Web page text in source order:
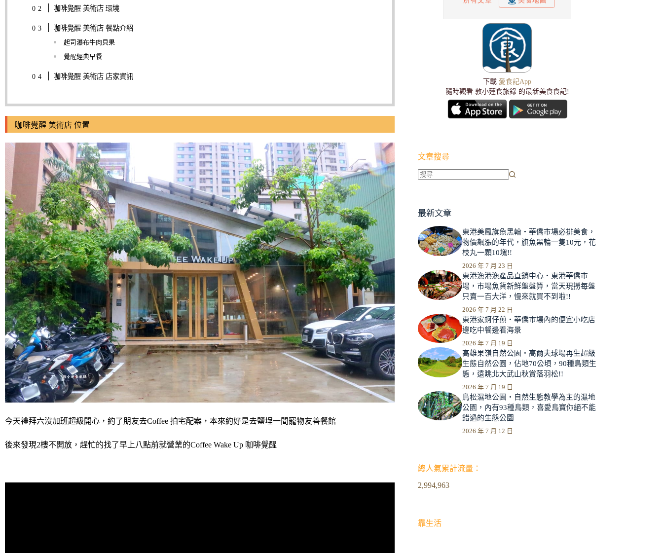
咖啡覺醒 美術店 環境
咖啡覺醒 美術店 餐點介紹
起司瀑布牛肉貝果
覺醒經典早餐
咖啡覺醒 美術店 店家資訊
咖啡覺醒 美術店 位置
今天禮拜六沒加班超級開心，約了朋友去Coffee 拍宅配案，本來約好是去鹽埕一間寵物友善餐館
後來發現2樓不開放， 趕忙的找了早上八點前就營業的Coffee Wake Up 咖啡覺醒
下載 愛食記App
隨時觀看 敦小蓮食旅錄 的最新美食食記!
文章搜尋
到
合
條
結
果
最新文章
東港美鳳旗魚黑輪‧華僑市場必排美食，
物價飆漲的年代，旗魚黑輪一隻10元，花
枝丸一顆10塊!!
2026 年 7 月 23 日
東港漁港漁產品直銷中心‧東港華僑市
場，市場魚貨新鮮盤盤算，當天現撈每盤
只賣一百大洋，慢來就買不到啦!!
2026 年 7 月 22 日
東港家蚵仔煎‧華僑市場內的便宜小吃店
邊吃中餐邊看海景
2026 年 7 月 19 日
高雄果嶺自然公園‧高爾夫球場再生超級
生態自然公園，佔地70公頃，90種鳥類生
態，遠眺北大武山秋賞落羽松!!
2026 年 7 月 19 日
鳥松濕地公園‧自然生態教學為主的濕地
公園，內有93種鳥類，喜愛鳥寶你絕不能
錯過的生態公園
2026 年 7 月 12 日
總人氣累計流量：
2,994,963
靠生活